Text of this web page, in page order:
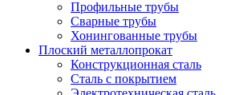
Профильные трубы
Сварные трубы
Хонингованные трубы
Плоский металлопрокат
Конструкционная сталь
Сталь с покрытием